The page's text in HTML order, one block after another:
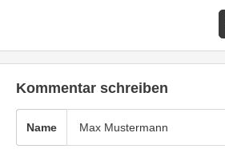
Kommentar schreiben
Name